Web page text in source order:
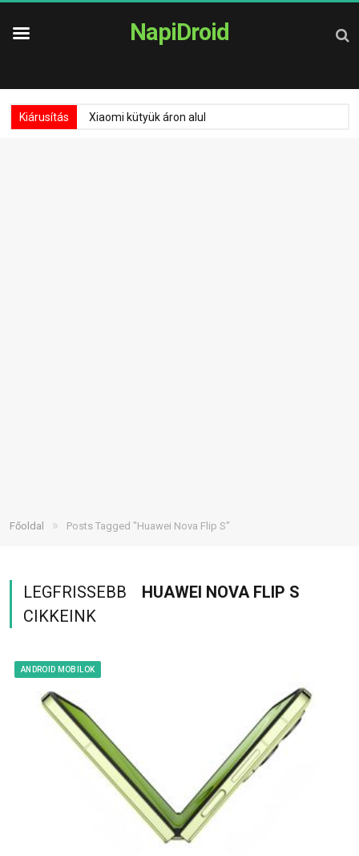
NapiDroid
Kiárusítás Xiaomi kütyük áron alul
Főoldal » Posts Tagged "Huawei Nova Flip S"
LEGFRISSEBB
HUAWEI NOVA FLIP S
CIKKEINK
ANDROID MOBILOK